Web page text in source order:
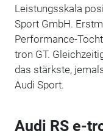
Leistungsskala
Sport GmbH.
Performance-
tron GT.
das stärkste,
Audi Sport.
Audi RS e-